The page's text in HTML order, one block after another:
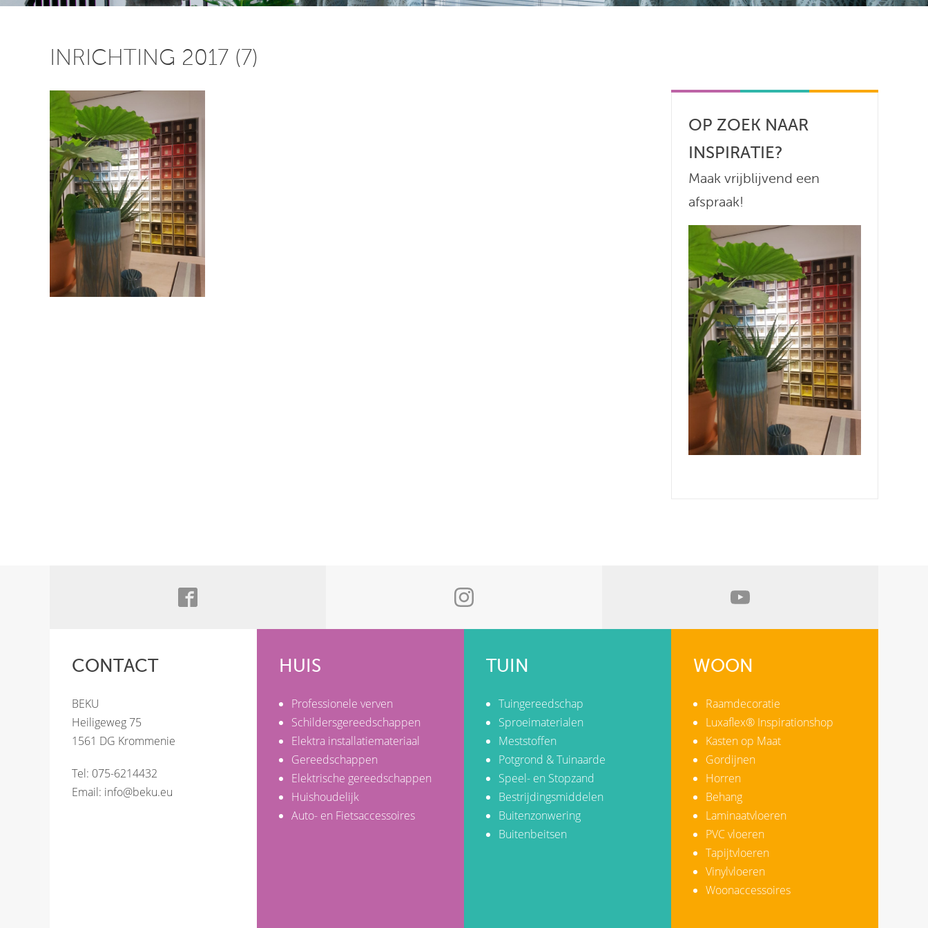
INRICHTING 2017 (7)
OP ZOEK NAAR
INSPIRATIE?
Maak vrijblijvend een
afspraak!
CONTACT
BEKU
Heiligeweg 75
1561 DG Krommenie
Tel: 075-6214432
Email: info@beku.eu
HUIS
Professionele verven
Schildersgereedschappen
Elektra installatiemateriaal
Gereedschappen
Elektrische gereedschappen
Huishoudelijk
Auto- en Fietsaccessoires
TUIN
Tuingereedschap
Sproeimaterialen
Meststoffen
Potgrond & Tuinaarde
Speel- en Stopzand
Bestrijdingsmiddelen
Buitenzonwering
Buitenbeitsen
WOON
Raamdecoratie
Luxaflex® Inspirationshop
Kasten op Maat
Gordijnen
Horren
Behang
Laminaatvloeren
PVC vloeren
Tapijtvloeren
Vinylvloeren
Woonaccessoires